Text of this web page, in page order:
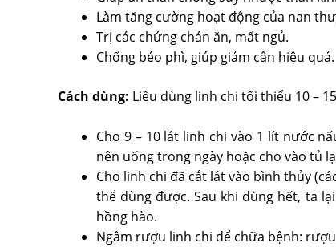
Làm tăng cường hoạt động của nan
Trị các chứng chán ăn, mất ngủ.
Chống béo phì, giúp giảm cân hiệu quả.
Cách dùng: Liều dùng linh chi tối thiểu 10 –
Cho 9 – 10 lát linh chi vào 1 lít nước
nên uống trong ngày hoặc cho vào tủ
Cho linh chi đã cắt lát vào bình thủy
thể dùng được. Sau khi dùng hết, ta
hồng hào.
Ngâm rượu linh chi để chữa bệnh: